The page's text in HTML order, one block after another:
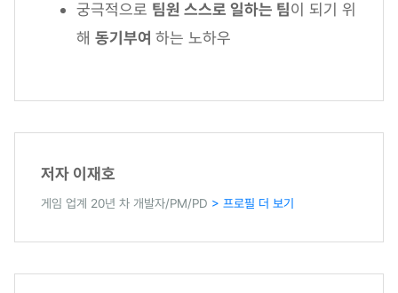
궁극적으로 팀원 스스로 일하는 팀이 되기 위
해 동기부여 하는 노하우
저자 이재호
게임 업계 20년 차 개발자/PM/PD > 프로필 더 보기